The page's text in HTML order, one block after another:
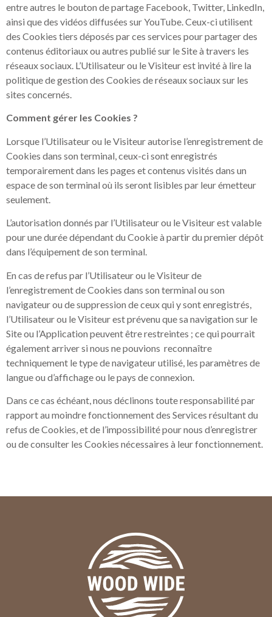
entre autres le bouton de partage Facebook, Twitter, LinkedIn,
ainsi que des vidéos diffusées sur YouTube. Ceux-ci utilisent
des Cookies tiers déposés par ces services pour partager des
contenus éditoriaux ou autres publié sur le Site à travers les
réseaux sociaux. L’Utilisateur ou le Visiteur est invité à lire la
politique de gestion des Cookies de réseaux sociaux sur les
sites concernés.
Comment gérer les Cookies ?
Lorsque l’Utilisateur ou le Visiteur autorise l’enregistrement de
Cookies dans son terminal, ceux-ci sont enregistrés
temporairement dans les pages et contenus visités dans un
espace de son terminal où ils seront lisibles par leur émetteur
seulement.
L’autorisation donnés par l’Utilisateur ou le Visiteur est valable
pour une durée dépendant du Cookie à partir du premier dépôt
dans l’équipement de son terminal.
En cas de refus par l’Utilisateur ou le Visiteur de
l’enregistrement de Cookies dans son terminal ou son
navigateur ou de suppression de ceux qui y sont enregistrés,
l’Utilisateur ou le Visiteur est prévenu que sa navigation sur le
Site ou l’Application peuvent être restreintes ; ce qui pourrait
également arriver si nous ne pouvions reconnaître
techniquement le type de navigateur utilisé, les paramètres de
langue ou d’affichage ou le pays de connexion.
Dans ce cas échéant, nous déclinons toute responsabilité par
rapport au moindre fonctionnement des Services résultant du
refus de Cookies, et de l’impossibilité pour nous d’enregistrer
ou de consulter les Cookies nécessaires à leur fonctionnement.